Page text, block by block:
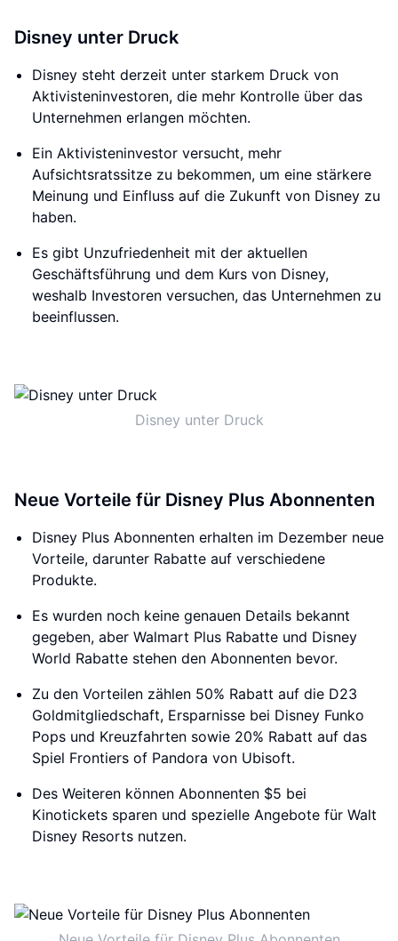
Disney unter Druck
Disney steht derzeit unter starkem Druck von
Aktivisteninvestoren, die mehr Kontrolle über das
Unternehmen erlangen möchten.
Ein Aktivisteninvestor versucht, mehr
Aufsichtsratssitze zu bekommen, um eine stärkere
Meinung und Einfluss auf die Zukunft von Disney zu
haben.
Es gibt Unzufriedenheit mit der aktuellen
Geschäftsführung und dem Kurs von Disney,
weshalb Investoren versuchen, das Unternehmen zu
beeinflussen.
Disney unter Druck
Neue Vorteile für Disney Plus Abonnenten
Disney Plus Abonnenten erhalten im Dezember neue
Vorteile, darunter Rabatte auf verschiedene
Produkte.
Es wurden noch keine genauen Details bekannt
gegeben, aber Walmart Plus Rabatte und Disney
World Rabatte stehen den Abonnenten bevor.
Zu den Vorteilen zählen 50% Rabatt auf die D23
Goldmitgliedschaft, Ersparnisse bei Disney Funko
Pops und Kreuzfahrten sowie 20% Rabatt auf das
Spiel Frontiers of Pandora von Ubisoft.
Des Weiteren können Abonnenten $5 bei
Kinotickets sparen und spezielle Angebote für Walt
Disney Resorts nutzen.